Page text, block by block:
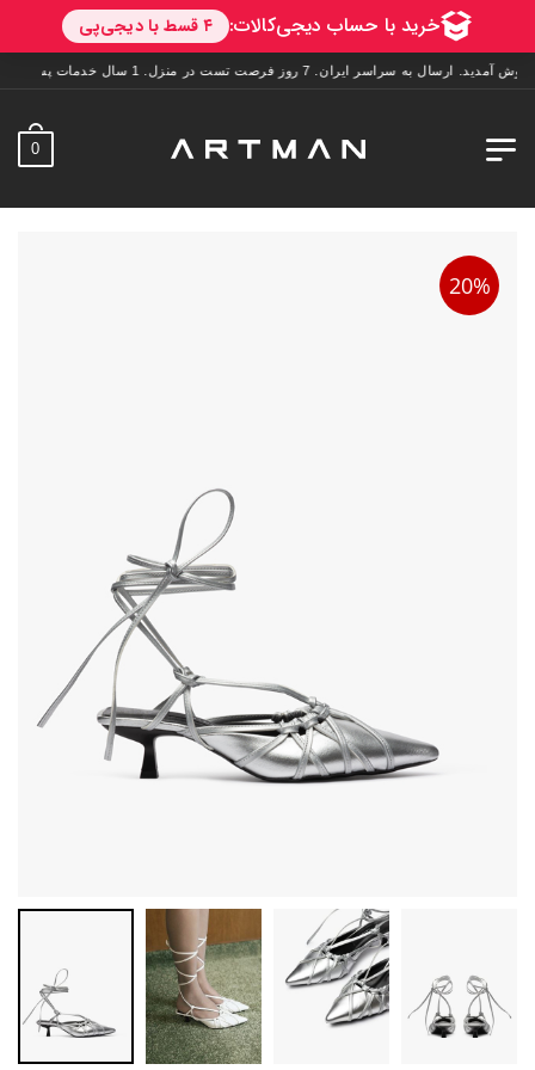
سراسر ایران. 7 روز فرصت تست در منزل. 1 سال خدمات پس از فروش.
0
20%